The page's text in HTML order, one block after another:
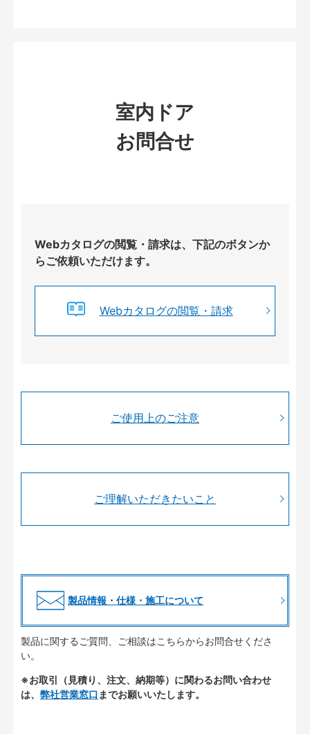
室内ドア
お問合せ
Webカタログの閲覧・請求は、下記のボタンか
らご依頼いただけます。
Webカタログの閲覧・請求
ご使用上のご注意
ご理解いただきたいこと
製品情報・仕様・施工について
製品に関するご質問、ご相談はこちらからお問合せくださ
い。
※お取引（見積り、注文、納期等）に関わるお問い合わせ
は、 弊社営業窓口 までお願いいたします。